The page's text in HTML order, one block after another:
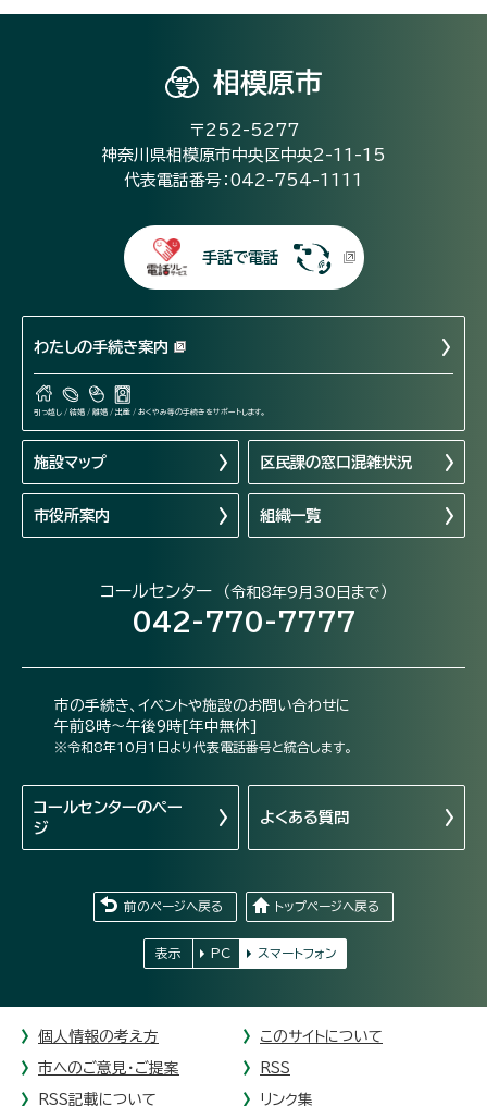
相模原市
〒252-5277
神奈川県相模原市中央区中央2-11-15
代表電話番号：042-754-1111
手話で電話
わたしの手続き案内
引っ越し / 結婚 / 離婚 / 出産 / おくやみ等の手続きをサポートします。
施設マップ 区民課の窓口混雑状況
市役所案内 組織一覧
コールセンター （令和8年9月30日まで）
042-770-7777
市の手続き、イベントや施設のお問い合わせに
午前8時～午後9時[年中無休]
※令和8年10月1日より代表電話番号と統合します。
コールセンターのペー
ジ
よくある質問
前のページへ戻る トップページへ戻る
表示 PC スマートフォン
個人情報の考え方 このサイトについて
市へのご意見・ご提案 RSS
RSS記載について リンク集